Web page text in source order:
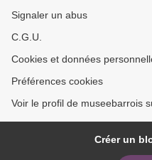
Signaler un abus
C.G.U.
Cookies et données
Préférences cookies
Voir le profil de museebarrois
Créer un